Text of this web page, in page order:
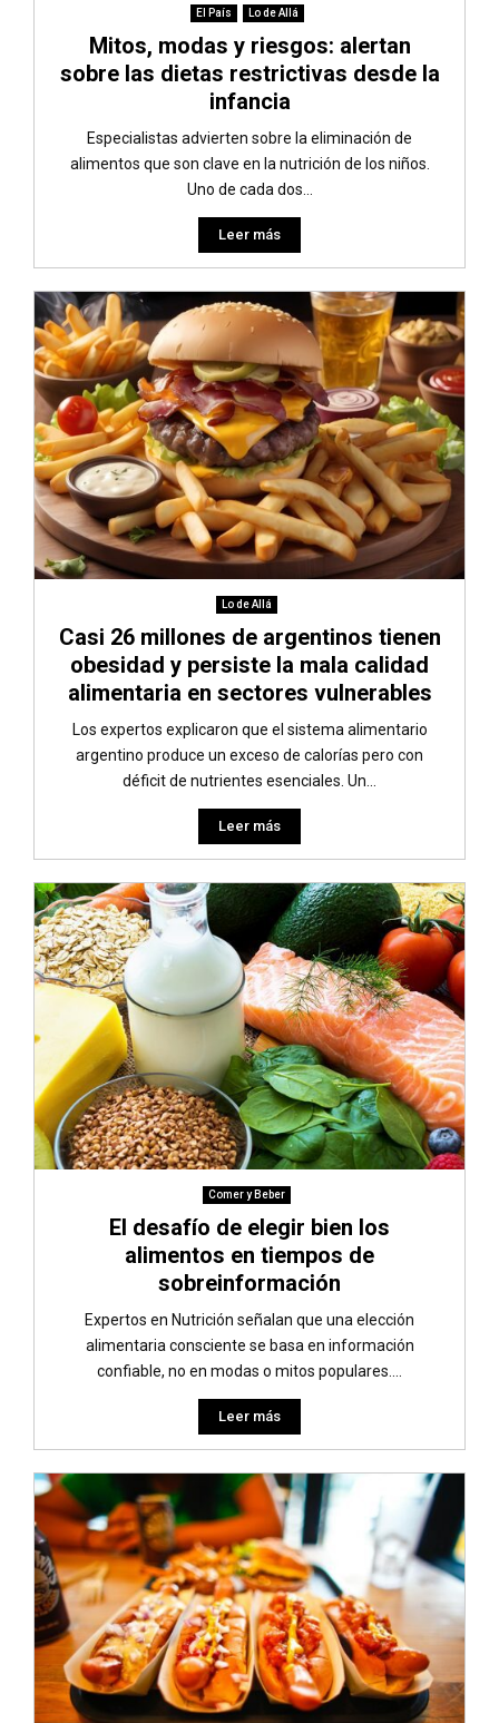
El País Lo de Allá
Mitos, modas y riesgos: alertan
sobre las dietas restrictivas desde la
infancia
Especialistas advierten sobre la eliminación de
alimentos que son clave en la nutrición de los niños.
Uno de cada dos...
Leer más
Lo de Allá
Casi 26 millones de argentinos tienen
obesidad y persiste la mala calidad
alimentaria en sectores vulnerables
Los expertos explicaron que el sistema alimentario
argentino produce un exceso de calorías pero con
déficit de nutrientes esenciales. Un...
Leer más
Comer y Beber
El desafío de elegir bien los
alimentos en tiempos de
sobreinformación
Expertos en Nutrición señalan que una elección
alimentaria consciente se basa en información
confiable, no en modas o mitos populares....
Leer más